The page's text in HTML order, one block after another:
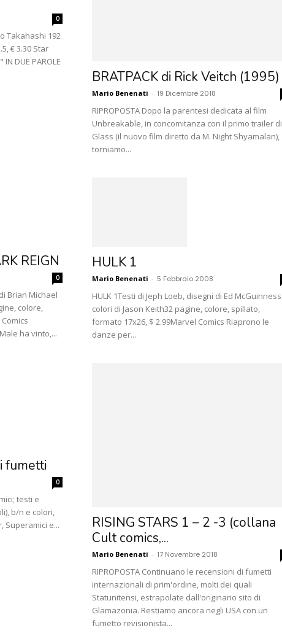
0
Takahashi 192
€ 3.30 Star
DUE PAROLE
BRATPACK di Rick Veitch (1995)
Mario Benenati - 19 Dicembre 2018
RIPROPOSTA Dopo la parentesi dedicata al film
Unbreakable, in concomitanza con il primo trailer di
Glass (il nuovo film diretto da M. Night Shyamalan),
torniamo...
REIGN
0
di Brian Michael
colore,
ha vinto,...
HULK 1
Mario Benenati - 5 Febbraio 2008
HULK 1Testi di Jeph Loeb, disegni di Ed McGuinness,
colori di Jason Keith32 pagine, colore, spillato,
formato 17x26, $ 2.99Marvel Comics Riaprono le
danze per...
fumetti
0
testi e
b/n e colori,
Superamici e...
RISING STARS 1 – 2 -3 (collana
Cult comics,...
Mario Benenati - 17 Novembre 2018
RIPROPOSTA Continuano le recensioni di fumetti
internazionali di prim'ordine, molti dei quali
Statunitensi, estrapolate dall'originario sito di
Glamazonia. Restiamo ancora negli USA con un
fumetto revisionista...